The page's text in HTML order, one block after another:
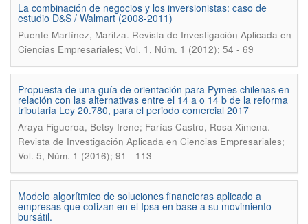
La combinación de negocios y los inversionistas: caso de
estudio D&S / Walmart (2008-2011)
Puente Martínez, Maritza. Revista de Investigación Aplicada en
Ciencias Empresariales; Vol. 1, Núm. 1 (2012); 54 - 69
Propuesta de una guía de orientación para Pymes chilenas en
relación con las alternativas entre el 14 a o 14 b de la reforma
tributaria Ley 20.780, para el periodo comercial 2017
Araya Figueroa, Betsy Irene; Farías Castro, Rosa Ximena.
Revista de Investigación Aplicada en Ciencias Empresariales;
Vol. 5, Núm. 1 (2016); 91 - 113
Modelo algorítmico de soluciones financieras aplicado a
empresas que cotizan en el Ipsa en base a su movimiento
bursátil.